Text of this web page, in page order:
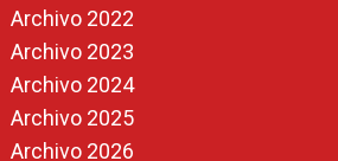
Archivo 2022
Archivo 2023
Archivo 2024
Archivo 2025
Archivo 2026